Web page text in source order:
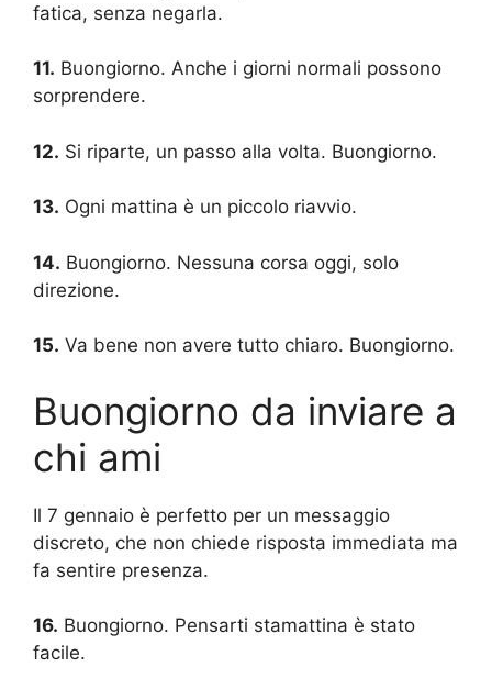
fatica, senza negarla.
11. Buongiorno. Anche i giorni normali possono
sorprendere.
12. Si riparte, un passo alla volta. Buongiorno.
13. Ogni mattina è un piccolo riavvio.
14. Buongiorno. Nessuna corsa oggi, solo
direzione.
15. Va bene non avere tutto chiaro. Buongiorno.
Buongiorno da inviare a
chi ami
Il 7 gennaio è perfetto per un messaggio
discreto, che non chiede risposta immediata ma
fa sentire presenza.
16. Buongiorno. Pensarti stamattina è stato
facile.